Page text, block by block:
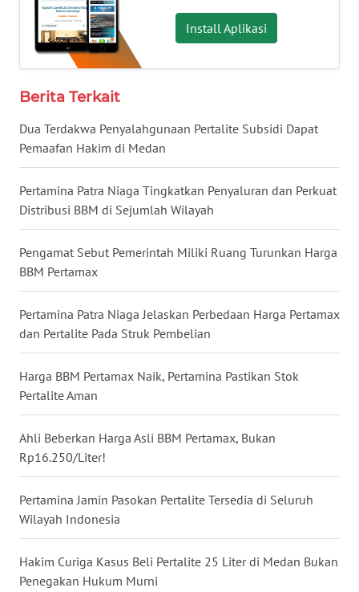
Install Aplikasi
Berita Terkait
Dua Terdakwa Penyalahgunaan Pertalite Subsidi Dapat
Pemaafan Hakim di Medan
Pertamina Patra Niaga Tingkatkan Penyaluran dan Perkuat
Distribusi BBM di Sejumlah Wilayah
Pengamat Sebut Pemerintah Miliki Ruang Turunkan Harga
BBM Pertamax
Pertamina Patra Niaga Jelaskan Perbedaan Harga Pertamax
dan Pertalite Pada Struk Pembelian
Harga BBM Pertamax Naik, Pertamina Pastikan Stok
Pertalite Aman
Ahli Beberkan Harga Asli BBM Pertamax, Bukan
Rp16.250/Liter!
Pertamina Jamin Pasokan Pertalite Tersedia di Seluruh
Wilayah Indonesia
Hakim Curiga Kasus Beli Pertalite 25 Liter di Medan Bukan
Penegakan Hukum Murni
WN
SULTRA
WN
NTB
WN
WN
WN
SUMBAR
WN
SUMSEL
WN
BENGKULU
WN
LAMPUNG
WN
JATENG